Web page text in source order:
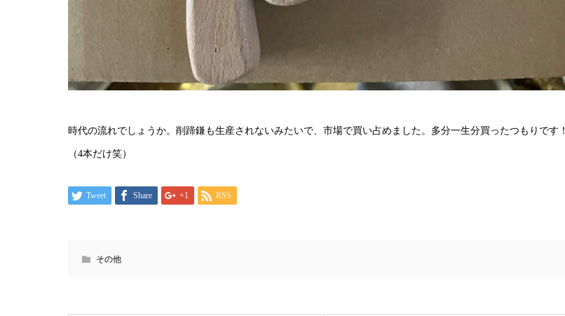
時代の流れでしょうか。削蹄鎌も生産されないみたいで、市場で買い占めました。多分一生分買ったつもりです！
（4本だけ笑）
Tweet Share +1 RSS
その他